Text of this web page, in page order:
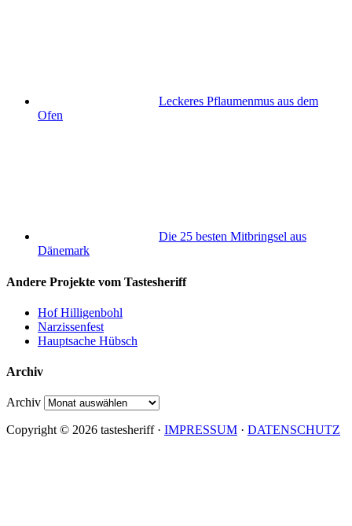
Leckeres Pflaumenmus aus dem
Ofen
Die 25 besten Mitbringsel aus
Dänemark
Andere Projekte vom Tastesheriff
Hof Hilligenbohl
Narzissenfest
Hauptsache Hübsch
Archiv
Archiv
Copyright © 2026 tastesheriff · IMPRESSUM · DATENSCHUTZ